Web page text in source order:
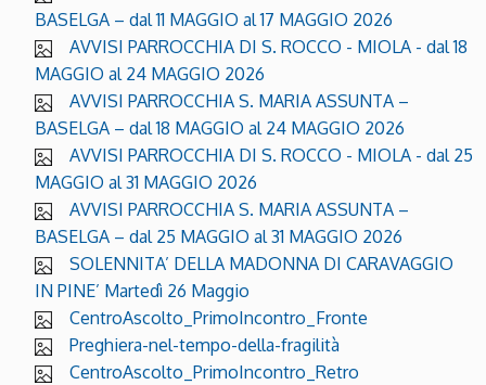
BASELGA – dal 11 MAGGIO al 17 MAGGIO 2026
AVVISI PARROCCHIA DI S. ROCCO - MIOLA - dal 18
MAGGIO al 24 MAGGIO 2026
AVVISI PARROCCHIA S. MARIA ASSUNTA –
BASELGA – dal 18 MAGGIO al 24 MAGGIO 2026
AVVISI PARROCCHIA DI S. ROCCO - MIOLA - dal 25
MAGGIO al 31 MAGGIO 2026
AVVISI PARROCCHIA S. MARIA ASSUNTA –
BASELGA – dal 25 MAGGIO al 31 MAGGIO 2026
SOLENNITA’ DELLA MADONNA DI CARAVAGGIO
IN PINE’ Martedì 26 Maggio
CentroAscolto_PrimoIncontro_Fronte
Preghiera-nel-tempo-della-fragilità
CentroAscolto_PrimoIncontro_Retro